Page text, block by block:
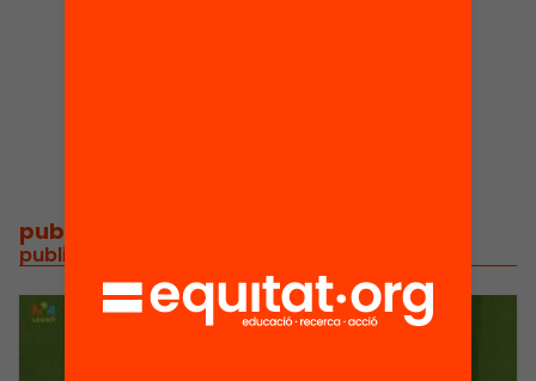
publicacions i vídeos
publicacions i vídeos relacionats